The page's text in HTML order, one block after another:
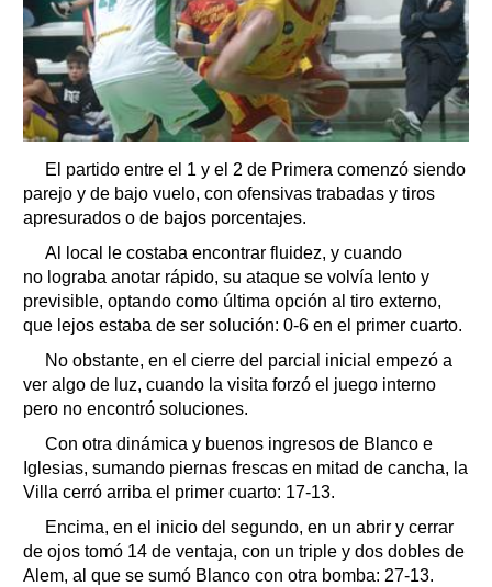
El partido entre el 1 y el 2 de Primera comenzó siendo
parejo y de bajo vuelo, con ofensivas trabadas y tiros
apresurados o de bajos porcentajes.
Al local le costaba encontrar fluidez, y cuando
no lograba anotar rápido, su ataque se volvía lento y
previsible, optando como última opción al tiro externo,
que lejos estaba de ser solución: 0-6 en el primer cuarto.
No obstante, en el cierre del parcial inicial empezó a
ver algo de luz, cuando la visita forzó el juego interno
pero no encontró soluciones.
Con otra dinámica y buenos ingresos de Blanco e
Iglesias, sumando piernas frescas en mitad de cancha, la
Villa cerró arriba el primer cuarto: 17-13.
Encima, en el inicio del segundo, en un abrir y cerrar
de ojos tomó 14 de ventaja, con un triple y dos dobles de
Alem, al que se sumó Blanco con otra bomba: 27-13.